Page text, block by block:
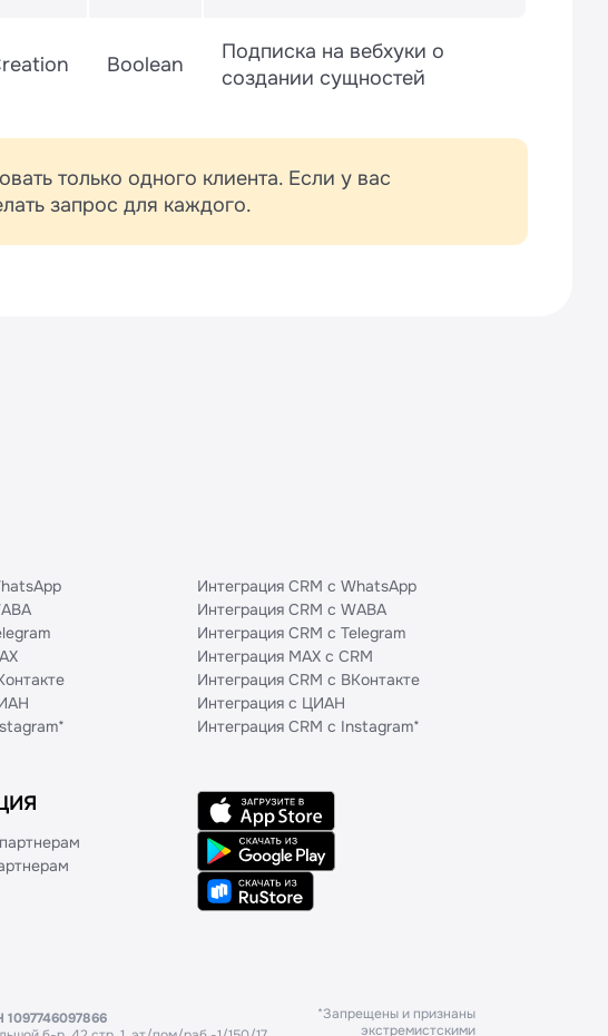
Boolean
Подписка на вебхуки о
создании сущностей
только одного клиента. Если у вас
запрос для каждого.
Интеграция CRM с WhatsApp
Интеграция CRM с WABA
Интеграция CRM с Telegram
Интеграция MAX с CRM
Интеграция CRM с ВКонтакте
Интеграция с ЦИАН
Интеграция CRM с Instagram*
1097746097866
*Запрещены и признаны
экстремистскими